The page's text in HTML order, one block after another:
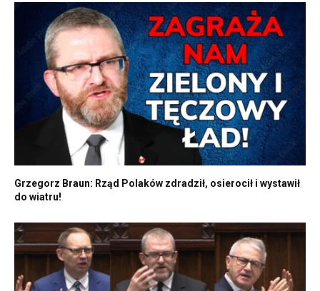
Grzegorz Braun: Rząd Polaków zdradził, osierocił i wystawił
do wiatru!